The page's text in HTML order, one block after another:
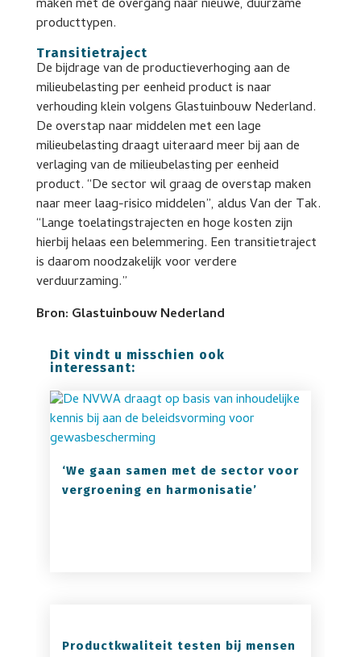
maken met de overgang naar nieuwe, duurzame
producttypen.
Transitietraject
De bijdrage van de productieverhoging aan de
milieubelasting per eenheid product is naar
verhouding klein volgens Glastuinbouw Nederland.
De overstap naar middelen met een lage
milieubelasting draagt uiteraard meer bij aan de
verlaging van de milieubelasting per eenheid
product. “De sector wil graag de overstap maken
naar meer laag-risico middelen”, aldus Van der Tak.
“Lange toelatingstrajecten en hoge kosten zijn
hierbij helaas een belemmering. Een transitietraject
is daarom noodzakelijk voor verdere
verduurzaming.”
Bron: Glastuinbouw Nederland
Dit vindt u misschien ook
interessant:
‘We gaan samen met de sector voor
vergroening en harmonisatie’
Productkwaliteit testen bij mensen